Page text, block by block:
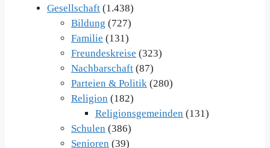
Gesellschaft (1.438)
Bildung (727)
Familie (131)
Freundeskreise (323)
Nachbarschaft (87)
Parteien & Politik (280)
Religion (182)
Religionsgemeinden (131)
Schulen (386)
Senioren (39)